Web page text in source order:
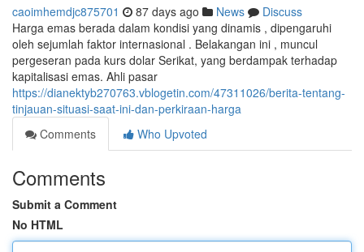
caoimhemdjc875701 87 days ago News
Discuss
Harga emas berada dalam kondisi yang dinamis , dipengaruhi
oleh sejumlah faktor internasional . Belakangan ini , muncul
pergeseran pada kurs dolar Serikat, yang berdampak terhadap
kapitalisasi emas. Ahli pasar
https://dianektyb270763.vblogetin.com/47311026/berita-tentang-
tinjauan-situasi-saat-ini-dan-perkiraan-harga
Comments
Who Upvoted
Comments
Submit a Comment
No HTML